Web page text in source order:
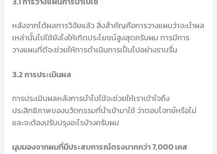
หลังจากได้ผลการวิจัยแล้ว สิ่งสำคัญคือการวางแผนว่าจะนำผล
เหล่านั้นไปใช้ยังไงให้เกิดประโยชน์สูงสุดครับผม การมีการ
วางแผนที่ดีจะช่วยให้การดำเนินการเป็นไปอย่างราบรื่น
3.2 การประเมินผล
การประเมินผลหลังการนำไปใช้จะช่วยให้เราเข้าใจถึง
ประสิทธิภาพของนวัตกรรมที่นำเข้ามาใช้ ว่าตอบโจทย์หรือไม่
และจะต้องปรับปรุงอะไรบ้างครับผม
มุมมองจากผมที่มีประสบการณ์ตรงมากกว่า 7,000 เคส